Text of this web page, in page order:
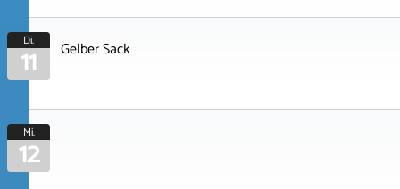
Di.
11 Gelber Sack
Mi.
12